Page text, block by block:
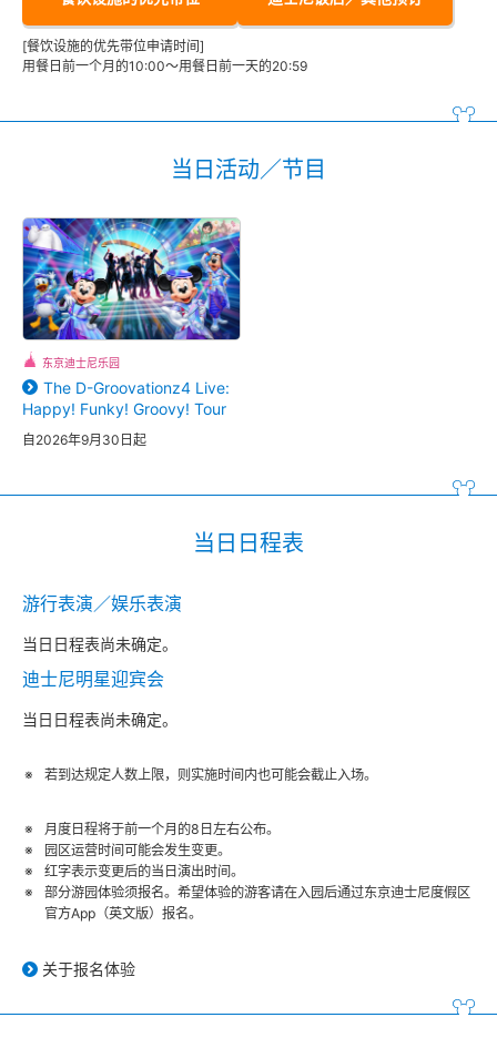
[餐饮设施的优先带位申请时间]
用餐日前一个月的10:00～用餐日前一天的20:59
当日活动／节目
东京迪士尼乐园
The D-Groovationz4 Live:
Happy! Funky! Groovy! Tour
自2026年9月30日起
当日日程表
游行表演／娱乐表演
当日日程表尚未确定。
迪士尼明星迎宾会
当日日程表尚未确定。
若到达规定人数上限，则实施时间内也可能会截止入场。
月度日程将于前一个月的8日左右公布。
园区运营时间可能会发生变更。
红字表示变更后的当日演出时间。
部分游园体验须报名。希望体验的游客请在入园后通过东京迪士尼度假区
官方App（英文版）报名。
关于报名体验